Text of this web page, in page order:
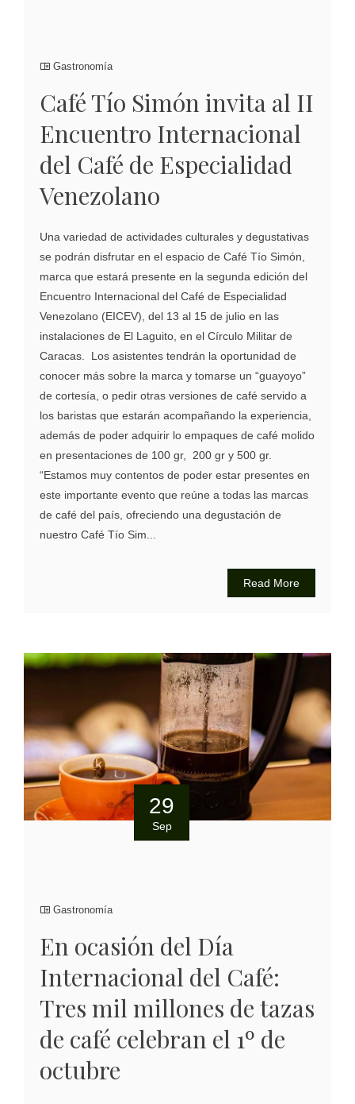
Gastronomía
Café Tío Simón invita al II
Encuentro Internacional
del Café de Especialidad
Venezolano
Una variedad de actividades culturales y degustativas
se podrán disfrutar en el espacio de Café Tío Simón,
marca que estará presente en la segunda edición del
Encuentro Internacional del Café de Especialidad
Venezolano (EICEV), del 13 al 15 de julio en las
instalaciones de El Laguito, en el Círculo Militar de
Caracas. Los asistentes tendrán la oportunidad de
conocer más sobre la marca y tomarse un “guayoyo”
de cortesía, o pedir otras versiones de café servido a
los baristas que estarán acompañando la experiencia,
además de poder adquirir lo empaques de café molido
en presentaciones de 100 gr, 200 gr y 500 gr.
“Estamos muy contentos de poder estar presentes en
este importante evento que reúne a todas las marcas
de café del país, ofreciendo una degustación de
nuestro Café Tío Sim...
Read More
29
Sep
Gastronomía
En ocasión del Día
Internacional del Café:
Tres mil millones de tazas
de café celebran el 1º de
octubre